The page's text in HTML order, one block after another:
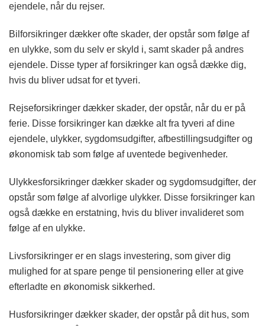
ejendele, når du rejser.
Bilforsikringer dækker ofte skader, der opstår som følge af
en ulykke, som du selv er skyld i, samt skader på andres
ejendele. Disse typer af forsikringer kan også dække dig,
hvis du bliver udsat for et tyveri.
Rejseforsikringer dækker skader, der opstår, når du er på
ferie. Disse forsikringer kan dække alt fra tyveri af dine
ejendele, ulykker, sygdomsudgifter, afbestillingsudgifter og
økonomisk tab som følge af uventede begivenheder.
Ulykkesforsikringer dækker skader og sygdomsudgifter, der
opstår som følge af alvorlige ulykker. Disse forsikringer kan
også dække en erstatning, hvis du bliver invalideret som
følge af en ulykke.
Livsforsikringer er en slags investering, som giver dig
mulighed for at spare penge til pensionering eller at give
efterladte en økonomisk sikkerhed.
Husforsikringer dækker skader, der opstår på dit hus, som